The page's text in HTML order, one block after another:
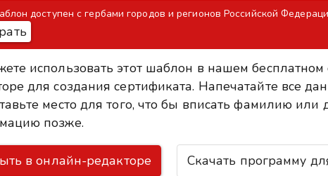
доступен с гербами городов и регионов Российской
использовать этот шаблон в нашем
для создания сертификата. Напечатайте все
место для того, что бы вписать фамилию или
позже.
в онлайн-редакторе Скачать программу